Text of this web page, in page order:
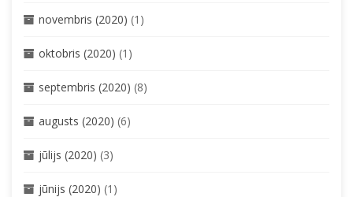
novembris (2020) (1)
oktobris (2020) (1)
septembris (2020) (8)
augusts (2020) (6)
jūlijs (2020) (3)
jūnijs (2020) (1)